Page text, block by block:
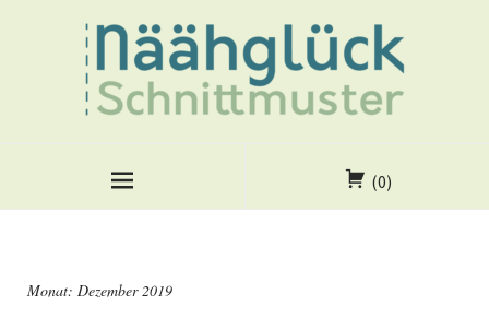
(0)
Monat: Dezember 2019